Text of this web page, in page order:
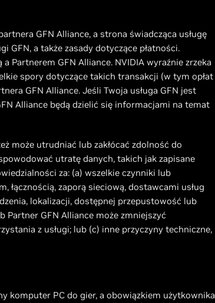
GFN Alliance, a strona świadcząca usługę
GFN, a także zasady dotyczące płatności.
Partnerem GFN Alliance. NVIDIA wyraźnie zrzeka
spory dotyczące takich transakcji (w tym opłat
GFN Alliance. Jeśli Twoja usługa GFN jest
Alliance będą dzielić się informacjami na temat
może utrudniać lub zakłócać zdolność do
utratę danych, takich jak zapisane
za: (a) wszelkie czynniki lub
zaporą sieciową, dostawcami usług
lokalizacji, dostępnej przepustowość lub
Partner GFN Alliance może zmniejszyć
z usługi; lub (c) inne przyczyny techniczne,
komputer PC do gier, a obowiązkiem użytkownika